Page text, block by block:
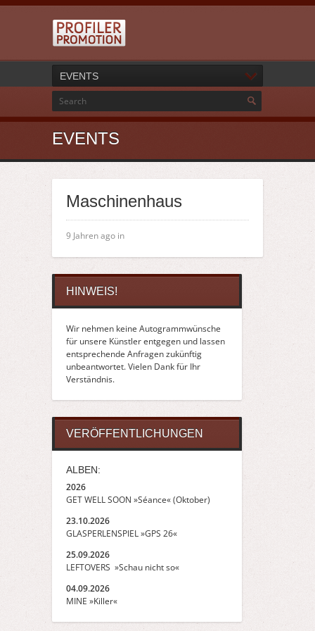
EVENTS
EVENTS
Maschinenhaus
9 Jahren ago in
HINWEIS!
Wir nehmen keine Autogrammwünsche
für unsere Künstler entgegen und lassen
entsprechende Anfragen zukünftig
unbeantwortet. Vielen Dank für Ihr
Verständnis.
VERÖFFENTLICHUNGEN
ALBEN:
2026
GET WELL SOON »Séance« (Oktober)
23.10.2026
GLASPERLENSPIEL »GPS 26«
25.09.2026
LEFTOVERS »Schau nicht so«
04.09.2026
MINE »Killer«